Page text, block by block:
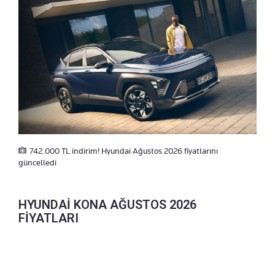
742.000 TL indirim! Hyundai Ağustos 2026 fiyatlarını
güncelledi
HYUNDAİ KONA AĞUSTOS 2026
FİYATLARI